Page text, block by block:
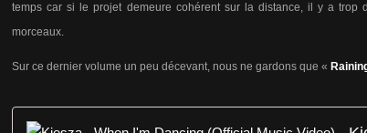
temps car si le projet demeure cohérent sur la distance, il y a trop
morceaux.
Sur ce dernier volume un peu décevant, nous ne gardons que «